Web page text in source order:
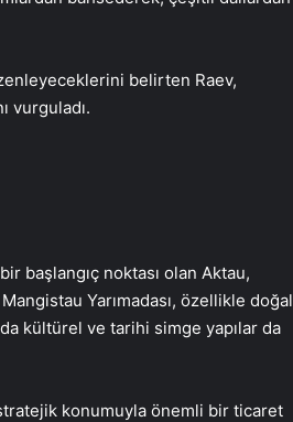
belirten Raev,
vurguladı.
başlangıç noktası olan Aktau,
Yarımadası, özellikle doğal
kültürel ve tarihi simge yapılar da
konumuyla önemli bir ticaret